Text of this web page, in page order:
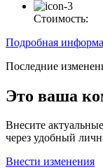
Стоимость:
Подробная
Последние
Это ваша
Внесите
через удобный
Внести изменения